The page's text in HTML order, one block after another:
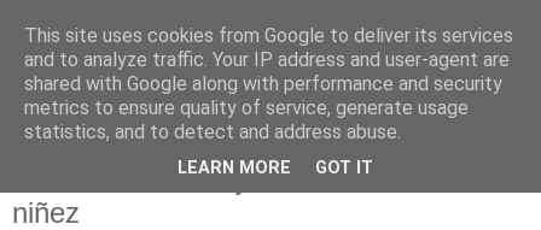
José Sánchez Rojas. Recuerdos de
niñez
This site uses cookies from Google to deliver its services
and to analyze traffic. Your IP address and user-agent are
shared with Google along with performance and security
metrics to ensure quality of service, generate usage
statistics, and to detect and address abuse.
LEARN MORE GOT IT